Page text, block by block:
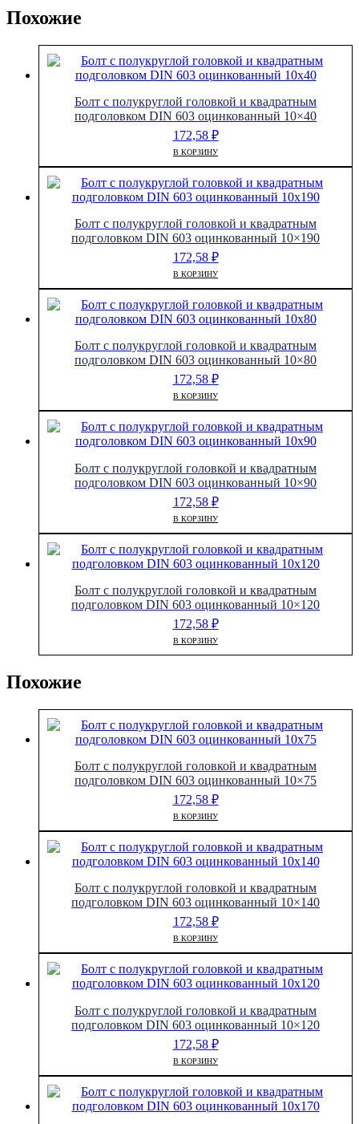
ГОСТ
Похожие
Болт с полукруглой головкой и квадратным
подголовком DIN 603 оцинкованный 10×40
172,58 ₽
В КОРЗИНУ
Болт с полукруглой головкой и квадратным
подголовком DIN 603 оцинкованный 10×190
172,58 ₽
В КОРЗИНУ
Болт с полукруглой головкой и квадратным
подголовком DIN 603 оцинкованный 10×80
172,58 ₽
В КОРЗИНУ
Болт с полукруглой головкой и квадратным
подголовком DIN 603 оцинкованный 10×90
172,58 ₽
В КОРЗИНУ
Болт с полукруглой головкой и квадратным
подголовком DIN 603 оцинкованный 10×120
172,58 ₽
В КОРЗИНУ
Похожие
Болт с полукруглой головкой и квадратным
подголовком DIN 603 оцинкованный 10×75
172,58 ₽
В КОРЗИНУ
Болт с полукруглой головкой и квадратным
подголовком DIN 603 оцинкованный 10×140
172,58 ₽
В КОРЗИНУ
Болт с полукруглой головкой и квадратным
подголовком DIN 603 оцинкованный 10×120
172,58 ₽
В КОРЗИНУ